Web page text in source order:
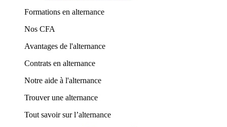
Formations en alternance
Nos CFA
Avantages de l'alternance
Contrats en alternance
Notre aide à l'alternance
Trouver une alternance
Tout savoir sur l’alternance